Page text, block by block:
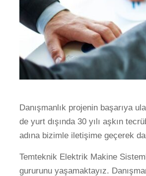
Danışmanlık projenin başarıya
de yurt dışında 30 yılı aşkın
adına bizimle iletişime geçerek
Temteknik Elektrik Makine
gururunu yaşamaktayız.